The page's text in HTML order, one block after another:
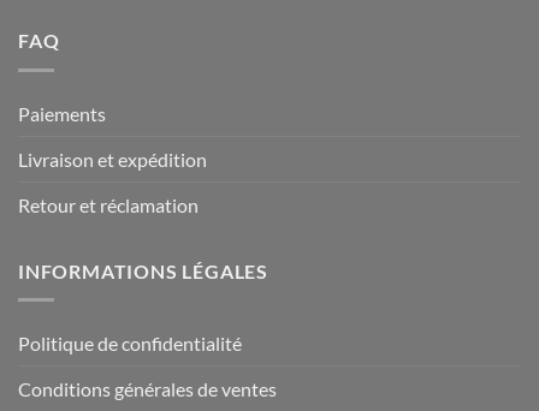
FAQ
Paiements
Livraison et expédition
Retour et réclamation
INFORMATIONS LÉGALES
Politique de confidentialité
Conditions générales de ventes